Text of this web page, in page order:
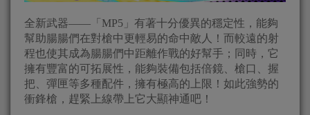
全新武器——「MP5」有著十分優異的穩定性，能夠
幫助腸腸們在對槍中更輕易的命中敵人！而較遠的射
程也使其成為腸腸們中距離作戰的好幫手；同時，它
擁有豐富的可拓展性，能夠裝備包括倍鏡、槍口、握
把、彈匣等多種配件，擁有極高的上限！如此強勢的
衝鋒槍，趕緊上線帶上它大顯神通吧！